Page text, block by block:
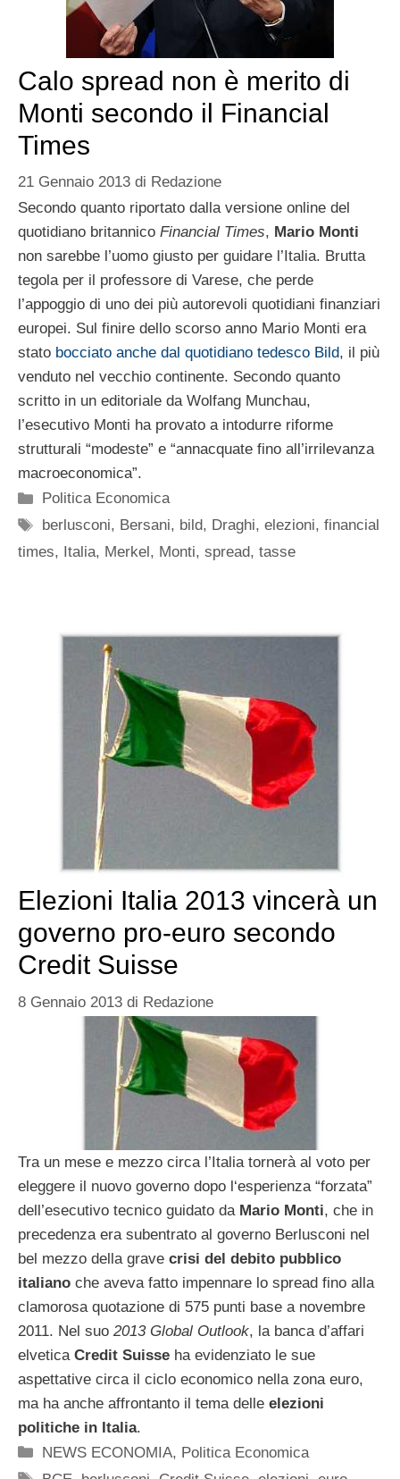
Calo spread non è merito di
Monti secondo il Financial
Times
21 Gennaio 2013 di Redazione
Secondo quanto riportato dalla versione online del
quotidiano britannico Financial Times, Mario Monti
non sarebbe l’uomo giusto per guidare l’Italia. Brutta
tegola per il professore di Varese, che perde
l’appoggio di uno dei più autorevoli quotidiani finanziari
europei. Sul finire dello scorso anno Mario Monti era
stato bocciato anche dal quotidiano tedesco Bild, il più
venduto nel vecchio continente. Secondo quanto
scritto in un editoriale da Wolfang Munchau,
l’esecutivo Monti ha provato a intodurre riforme
strutturali “modeste” e “annacquate fino all’irrilevanza
macroeconomica”.
Categorie
Politica Economica
Tag
berlusconi, Bersani, bild, Draghi,elezioni,financial
times, Italia, Merkel , Monti, spread, tasse
Elezioni Italia 2013 vincerà un
governo pro-euro secondo
Credit Suisse
8 Gennaio 2013 di Redazione
Tra un mese e mezzo circa l’Italia tornerà al voto per
eleggere il nuovo governo dopo l‘esperienza “forzata”
dell’esecutivo tecnico guidato da Mario Monti, che in
precedenza era subentrato al governo Berlusconi nel
bel mezzo della grave crisi del debito pubblico
italiano che aveva fatto impennare lo spread fino alla
clamorosa quotazione di 575 punti base a novembre
2011. Nel suo 2013 Global Outlook, la banca d’affari
elvetica Credit Suisse ha evidenziato le sue
aspettative circa il ciclo economico nella zona euro,
ma ha anche affrontanto il tema delle elezioni
politiche in Italia.
Categorie
NEWS ECONOMIA, Politica Economica